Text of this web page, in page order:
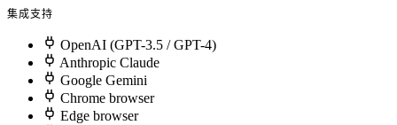
集成支持
OpenAI (GPT-3.5 / GPT-4)
Anthropic Claude
Google Gemini
Chrome browser
Edge browser